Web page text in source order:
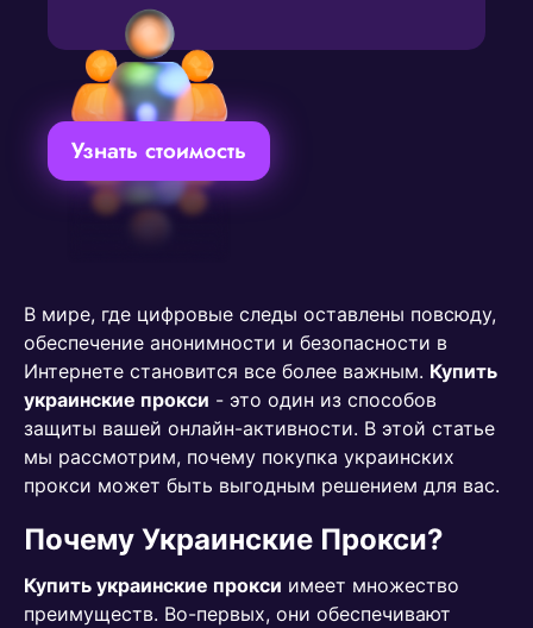
Узнать стоимость
В мире, где цифровые следы оставлены повсюду,
обеспечение анонимности и безопасности в
Интернете становится все более важным. Купить
украинские прокси - это один из способов
защиты вашей онлайн-активности. В этой статье
мы рассмотрим, почему покупка украинских
прокси может быть выгодным решением для вас.
Почему Украинские Прокси?
Купить украинские прокси имеет множество
преимуществ. Во-первых, они обеспечивают